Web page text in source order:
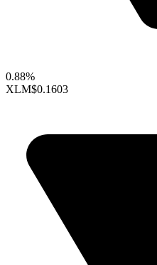
0.88%
XLM$0.1603